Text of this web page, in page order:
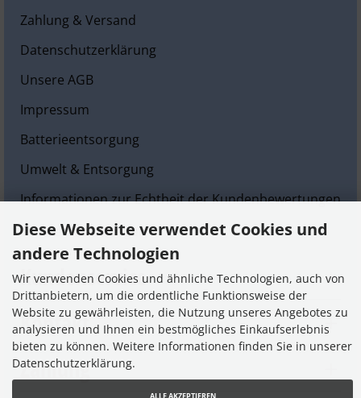
Zahlung & Versand
Datenschutzerklärung
Unsere AGB
Impressum
Batterieentsorgung
Umwelt & Entsorgung
Informationen zur Echtheit der Kundenbewertungen
Cookie Einstellungen
Kundenservice
Kontakt
Zahlung
Diese Webseite verwendet Cookies und
andere Technologien
Wir verwenden Cookies und ähnliche Technologien, auch von
Drittanbietern, um die ordentliche Funktionsweise der
Website zu gewährleisten, die Nutzung unseres Angebotes zu
analysieren und Ihnen ein bestmögliches Einkaufserlebnis
bieten zu können. Weitere Informationen finden Sie in unserer
Datenschutzerklärung.